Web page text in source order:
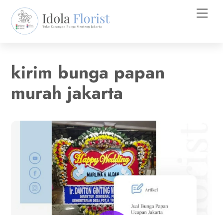
content
kirim bunga papan
murah jakarta